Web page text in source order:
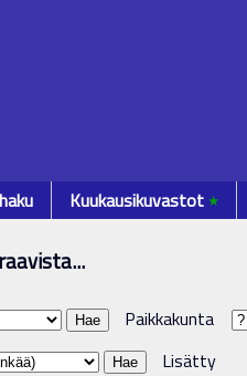
Kuukausikuvastot٭
Paikkakunta
Lisätty